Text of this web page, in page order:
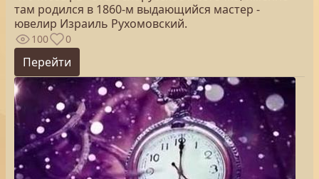
там родился в 1860-м выдающийся мастер -
ювелир Израиль Рухомовский.
100 0
Перейти